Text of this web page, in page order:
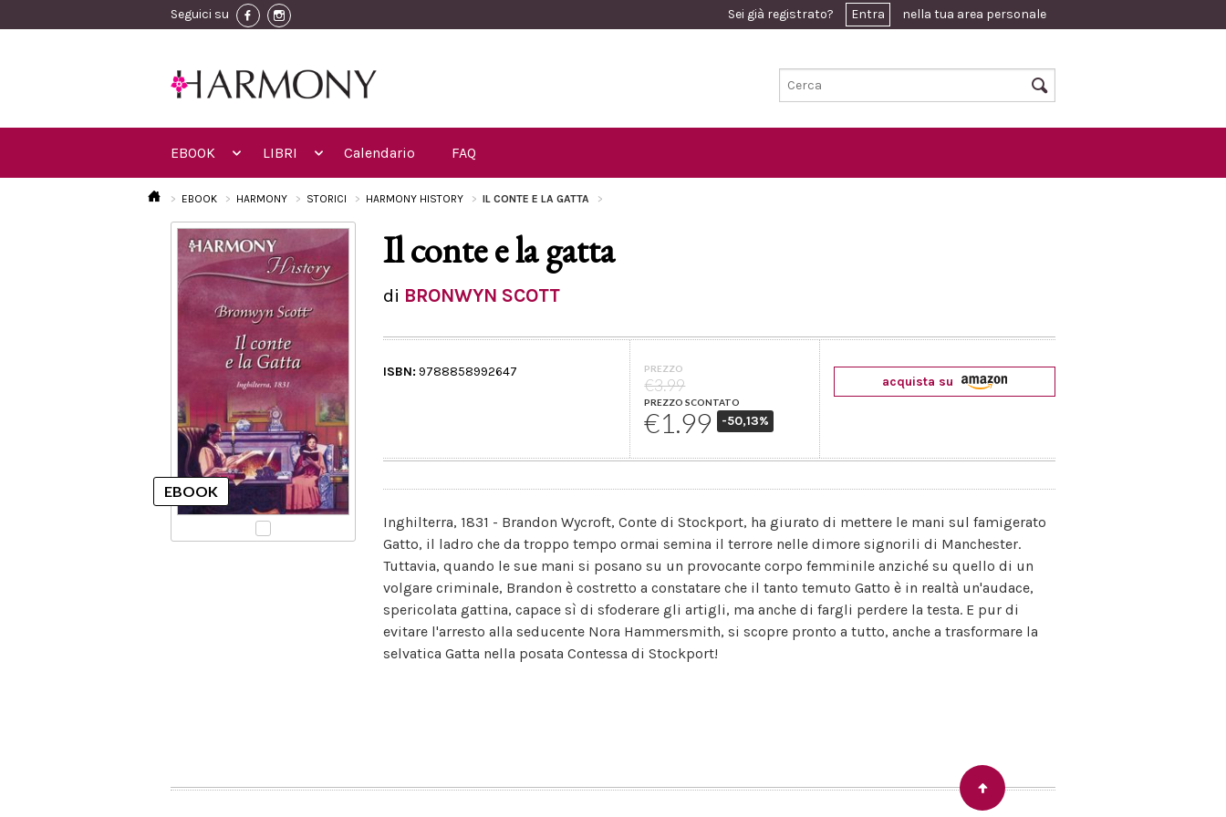
Seguici su Sei già registrato? Entra nella tua area personale
EBOOK LIBRI Calendario FAQ
EBOOK HARMONY STORICI HARMONY HISTORY IL CONTE E LA GATTA
Il conte e la gatta
di BRONWYN SCOTT
ISBN: 9788858992647 PREZZO
€3.99
PREZZO SCONTATO
€1.99 -50,13%
acquista su
Inghilterra, 1831 - Brandon Wycroft, Conte di Stockport, ha giurato di mettere le mani sul famigerato
Gatto, il ladro che da troppo tempo ormai semina il terrore nelle dimore signorili di Manchester.
Tuttavia, quando le sue mani si posano su un provocante corpo femminile anziché su quello di un
volgare criminale, Brandon è costretto a constatare che il tanto temuto Gatto è in realtà un'audace,
spericolata gattina, capace sì di sfoderare gli artigli, ma anche di fargli perdere la testa. E pur di
evitare l'arresto alla seducente Nora Hammersmith, si scopre pronto a tutto, anche a trasformare la
selvatica Gatta nella posata Contessa di Stockport!